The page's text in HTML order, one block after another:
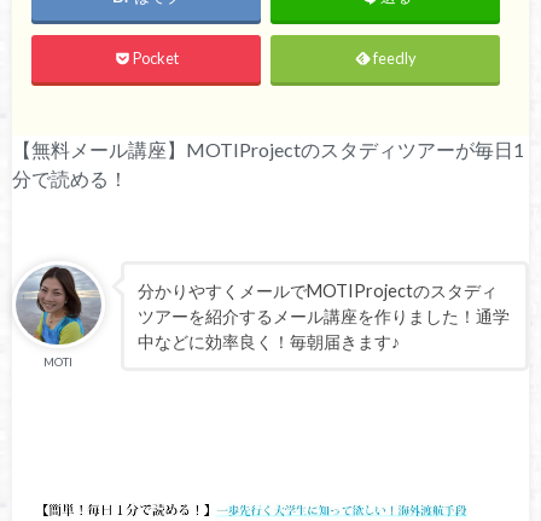
Pocket feedly
【無料メール講座】MOTIProjectのスタディツアーが毎日1
分で読める！
MOTI
分かりやすくメールでMOTIProjectのスタディ
ツアーを紹介するメール講座を作りました！通学
中などに効率良く！毎朝届きます♪